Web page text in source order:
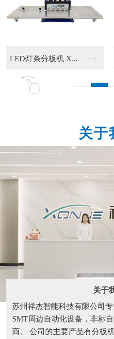
X... LED灯条分板
关于
关于
苏州祥杰智能科技有限公司
SMT周边自动化设备，非标
商。 公司的主要产品有分板